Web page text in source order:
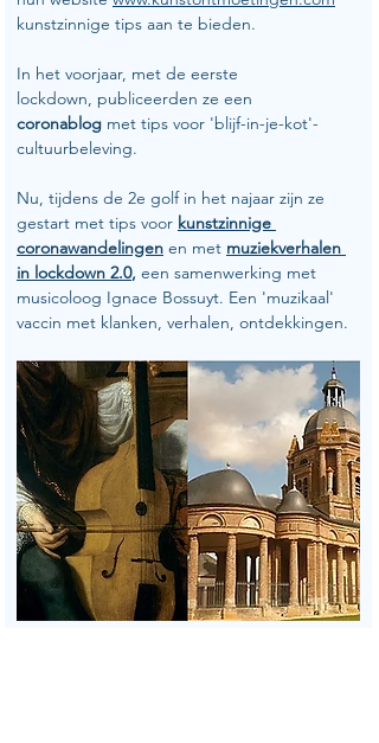
kunstzinnige tips aan te bieden.
In het voorjaar, met de eerste
lockdown, publiceerden ze een
coronablog met tips voor 'blijf-in-je-kot'-
cultuurbeleving.
Nu, tijdens de 2e golf in het najaar zijn ze
gestart met tips voor kunstzinnige
coronawandelingen en met muziekverhalen
in lockdown 2.0, een samenwerking met
musicoloog Ignace Bossuyt. Een 'muzikaal'
vaccin met klanken, verhalen, ontdekkingen.